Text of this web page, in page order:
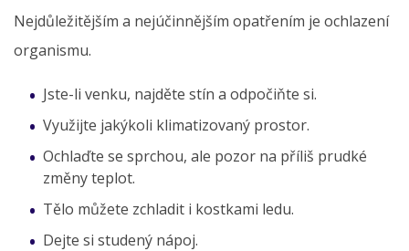
Nejdůležitějším a nejúčinnějším opatřením je ochlazení
organismu.
Jste-li venku, najděte stín a odpočiňte si.
Využijte jakýkoli klimatizovaný prostor.
Ochlaďte se sprchou, ale pozor na příliš prudké
změny teplot.
Tělo můžete zchladit i kostkami ledu.
Dejte si studený nápoj.